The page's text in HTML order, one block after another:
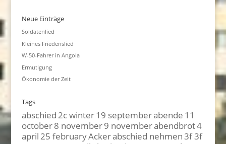
Neue Einträge
Soldatenlied
Kleines Friedenslied
W-50-Fahrer in Angola
Ermutigung
Ökonomie der Zeit
Tags
abschied2c winter19 septemberabende 11
october8 november9 novemberabendbrot4
april25 februaryAckerabschied nehmen3f 3f